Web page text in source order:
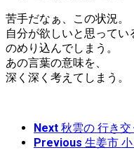
苦手だなぁ、この状況。
自分が欲しいと思ってい
のめり込んでしまう。
あの言葉の意味を、
深く深く考えてしまう。
Next 秋雲の 行き交
Previous 生姜市